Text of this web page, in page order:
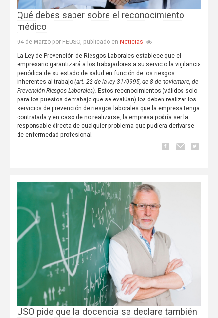
Qué debes saber sobre el reconocimiento
médico
04 de Marzo por FEUSO, publicado en Noticias
La Ley de Prevención de Riesgos Laborales establece que el
empresario garantizará a los trabajadores a su servicio la vigilancia
periódica de su estado de salud en función de los riesgos
inherentes al trabajo (art. 22 de la ley 31/0995, de 8 de noviembre, de
Prevención Riesgos Laborales). Estos reconocimientos (válidos solo
para los puestos de trabajo que se evalúan) los deben realizar los
servicios de prevención de riesgos laborales que la empresa tenga
contratada y en caso de no realizarse, la empresa podría ser la
responsable directa de cualquier problema que pudiera derivarse
de enfermedad profesional.
USO pide que la docencia se declare también